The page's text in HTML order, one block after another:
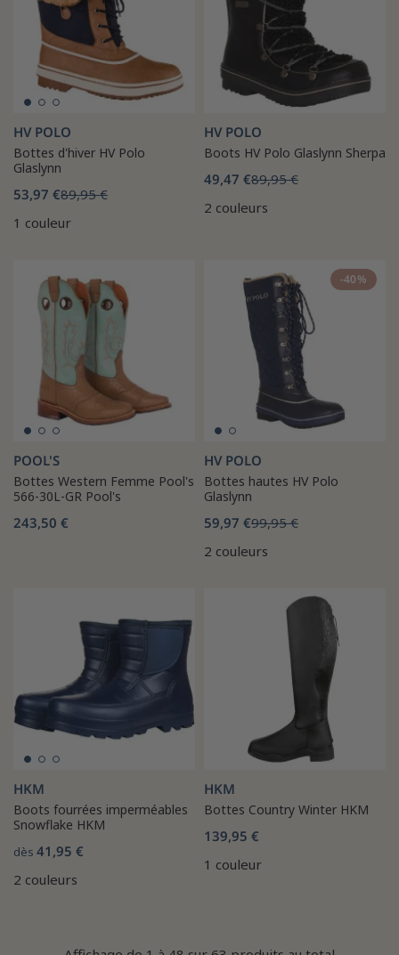
HV POLO
Bottes d'hiver HV Polo
Glaslynn
53,97 €89,95 €
1 couleur
HV POLO
Boots HV Polo Glaslynn Sherpa
49,47 €89,95 €
2 couleurs
POOL'S
Bottes Western Femme Pool's
566-30L-GR Pool's
243,50 €
-40%
HV POLO
Bottes hautes HV Polo
Glaslynn
59,97 €99,95 €
2 couleurs
HKM
Boots fourrées imperméables
Snowflake HKM
dès 41,95 €
2 couleurs
HKM
Bottes Country Winter HKM
139,95 €
1 couleur